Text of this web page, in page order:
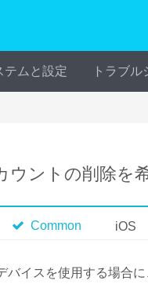
テムと設定 トラブ
ウントの削除を
Common iOS
バイスを使用する場合